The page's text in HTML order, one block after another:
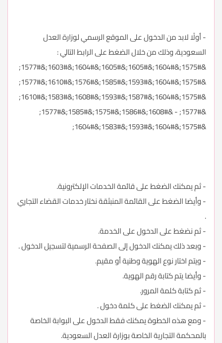
- أولًا لابد من الدخول على الموقع الرسمي لوزارة العدل
السعودية، وذلك من خلال الضغط على الرابط التالي :
&#1575;&#1604;&#1605;&#1605;&#1604;&#1603;&#1577;
&#1575;&#1604;&#1593;&#1585;&#1576;&#1610;&#1577;
&#1575;&#1604;&#1587;&#1593;&#1608;&#1583;&#1610;
&#1577; - &#1608;&#1586;&#1575;&#1585;&#1577;
&#1575;&#1604;&#1593;&#1583;&#1604;
- ثم يمكنك الضغط على قائمة الخدمات الإلكترونية.
- وأيضا الضغط على القائمة المنبثقة نختار خدمات القضاء التجاري
.
- ثم نضغط على الدخول على الخدمة.
- وبعد ذلك يمكنك الدخول إلى الصفحة الرسمية لتسجيل الدخول .
- ويتم اختار نوع الهوية وطنية أو مقيم.
- وأيضا يتم كتابة رقم الهوية.
- ثم كتابة كلمة المرور.
- ثم يمكنك الضغط على كلمة دخول .
- ومع هذه الخطوة يمكنك فقط الدخول على البوابة الخاصة
بالمحكمة التجارية الخاصة بوزارة العدل السعودية.